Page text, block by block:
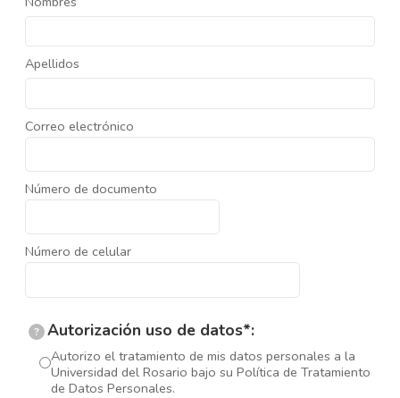
Apellidos
Correo electrónico
Número de documento
Número de celular
? Autorización uso de datos*:
Autorizo el tratamiento de mis datos personales a la
Universidad del Rosario bajo su Política de Tratamiento
de Datos Personales.